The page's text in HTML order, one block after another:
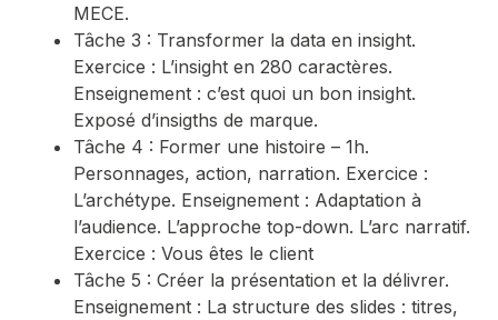
MECE.
Tâche 3 : Transformer la data en insight.
Exercice : L’insight en 280 caractères.
Enseignement : c’est quoi un bon insight.
Exposé d’insigths de marque.
Tâche 4 : Former une histoire – 1h.
Personnages, action, narration. Exercice :
L’archétype. Enseignement : Adaptation à
l’audience. L’approche top-down. L’arc narratif.
Exercice : Vous êtes le client
Tâche 5 : Créer la présentation et la délivrer.
Enseignement : La structure des slides : titres,